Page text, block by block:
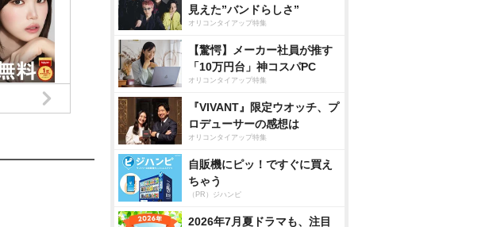
見えた”バンドらしさ”
オリコンタイアップ特集
【驚愕】メーカー社員が推す
「10万円台」神コスパPC
オリコンタイアップ特集
『VIVANT』限定ウオッチ、プ
ロデューサーの感想は
オリコンタイアップ特集
自販機にピッ！ですぐに買え
ちゃう
（PR）ジハンピ
2026年7月夏ドラマも、注目